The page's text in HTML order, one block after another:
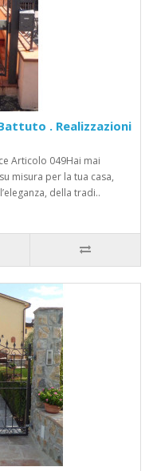
Battuto . Realizzazioni
Articolo 049Hai mai
misura per la tua casa,
della tradi..